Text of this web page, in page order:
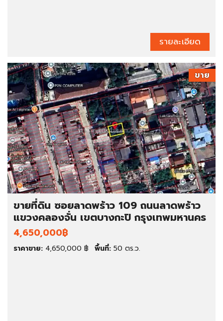
รายละเอียด
ขาย
ขายที่ดิน ซอยลาดพร้าว 109 ถนนลาดพร้าว
แขวงคลองจั่น เขตบางกะปิ กรุงเทพมหานคร
4,650,000฿
ราคาขาย: 4,650,000 ฿ พื้นที่: 50 ตร.ว.